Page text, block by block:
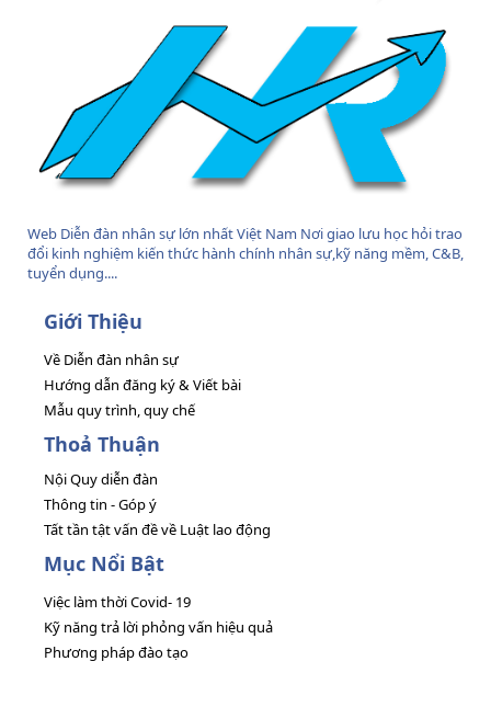
Web Diễn đàn nhân sự lớn nhất Việt Nam Nơi giao lưu học hỏi trao
đổi kinh nghiệm kiến thức hành chính nhân sự,kỹ năng mềm, C&B,
tuyển dụng....
Giới Thiệu
Về Diễn đàn nhân sự
Hướng dẫn đăng ký & Viết bài
Mẫu quy trình, quy chế
Thoả Thuận
Nội Quy diễn đàn
Thông tin - Góp ý
Tất tần tật vấn đề về Luật lao động
Mục Nổi Bật
Việc làm thời Covid- 19
Kỹ năng trả lời phỏng vấn hiệu quả
Phương pháp đào tạo